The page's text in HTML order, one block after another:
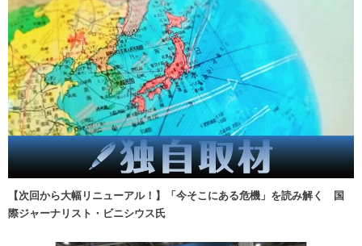
【次回から大幅リニューアル！】「今そこにある危機」を読み解く 国
際ジャーナリスト・ビニシウス氏